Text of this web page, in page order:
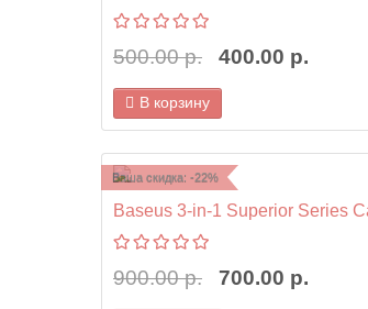
500.00 р. 400.00 р.
В корзину
Ваша скидка: -22%
Baseus 3-in-1 Superior Series
900.00 р. 700.00 р.